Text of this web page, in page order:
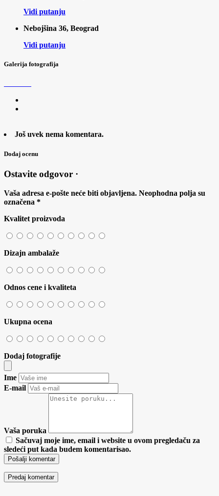
Vidi putanju
Nebojšina 36, Beograd
Vidi putanju
Galerija fotografija
Još uvek nema komentara.
Dodaj ocenu
Ostavite odgovor ·
Vaša adresa e-pošte neće biti objavljena. Neophodna polja su
označena *
Kvalitet proizvoda
Dizajn ambalaže
Odnos cene i kvaliteta
Ukupna ocena
Dodaj fotografije
Ime
E-mail
Vaša poruka
Sačuvaj moje ime, email i website u ovom pregledaču za
sledeći put kada budem komentarisao.
Pošalji komentar